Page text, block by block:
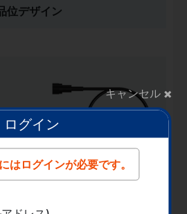
キャンセル ×
ログイン
はログインが必要です。
位デザイン